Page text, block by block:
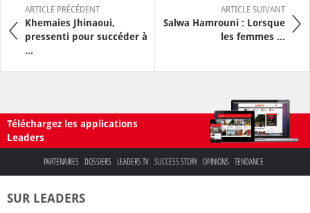
ARTICLE PRÉCÉDENT
Khemaies Jhinaoui,
pressenti pour succéder à
...
ARTICLE SUIVANT
Salwa Hamrouni : Lorsque
les femmes ...
Téléchargez les applications
Leaders
PARTENAIRES DOSSIERS LEADERS TV SUCCESS STORY OPINIONS TENDANCE
SUR LEADERS